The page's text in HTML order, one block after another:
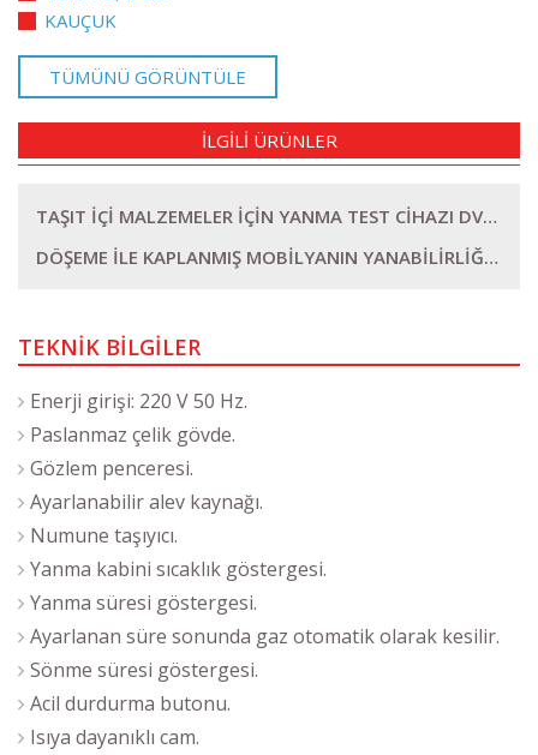
KAUÇUK
TÜMÜNÜ GÖRÜNTÜLE
İLGİLİ ÜRÜNLER
TAŞIT İÇİ MALZEMELER İÇİN YANMA TEST CİHAZI DVT YAN T
DÖŞEME İLE KAPLANMIŞ MOBİLYANIN YANABİLİRLİĞİ TEST CİHAZI DVT YAN S
TEKNİK BİLGİLER
Enerji girişi: 220 V 50 Hz.
Paslanmaz çelik gövde.
Gözlem penceresi.
Ayarlanabilir alev kaynağı.
Numune taşıyıcı.
Yanma kabini sıcaklık göstergesi.
Yanma süresi göstergesi.
Ayarlanan süre sonunda gaz otomatik olarak kesilir.
Sönme süresi göstergesi.
Acil durdurma butonu.
Isıya dayanıklı cam.